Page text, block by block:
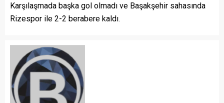
Karşılaşmada başka gol olmadı ve Başakşehir sahasında
Rizespor ile 2-2 berabere kaldı.